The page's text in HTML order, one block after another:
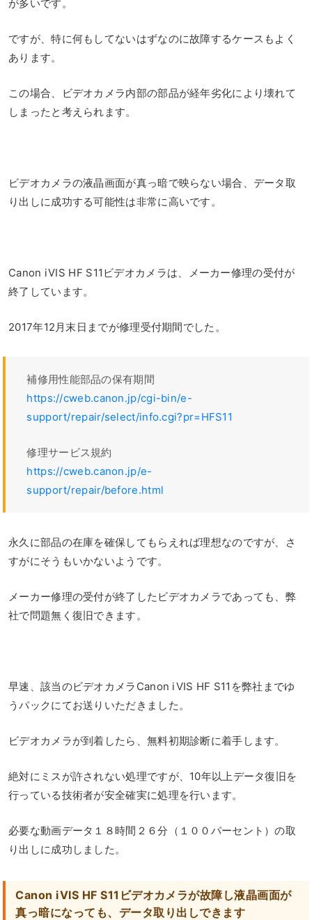
が多いです。
ですが、特に何もしてないはずなのに故障するケースもよく
あります。
この場合、ビデオカメラ内部の部品が経年劣化により壊れて
しまったと考えられます。
ビデオカメラの液晶画面が真っ暗で映らない場合、データ取
り出しに成功する可能性は非常に高いです。
Canon iVIS HF S11ビデオカメラは、メーカー修理の受付が
終了しています。
2017年12月末日までが修理受付期間でした。
補修用性能部品の保有期間
https://cweb.canon.jp/cgi-bin/e-
support/repair/select/info.cgi?pr=HFS11
修理サービス規約
https://cweb.canon.jp/e-
support/repair/before.html
永久に部品の在庫を確保してもらえれば理想なのですが、さ
すがにそうもいかないようです。
メーカー修理の受付が終了したビデオカメラであっても、弊
社で問題無く復旧できます。
早速、該当のビデオカメラCanon iVIS HF S11を弊社までゆ
うパックにてお送りいただきました。
ビデオカメラが到着したら、無料初期診断に着手します。
絶対にミスが許されない処理ですが、10年以上データ復旧を
行っている技術者が安全確実に処理を行います。
必要な動画データ１８時間２６分（１００パーセント）の取
り出しに成功しました。
Canon iVIS HF S11ビデオカメラが故障し液晶画面が
真っ暗になっても、データ取り出しできます